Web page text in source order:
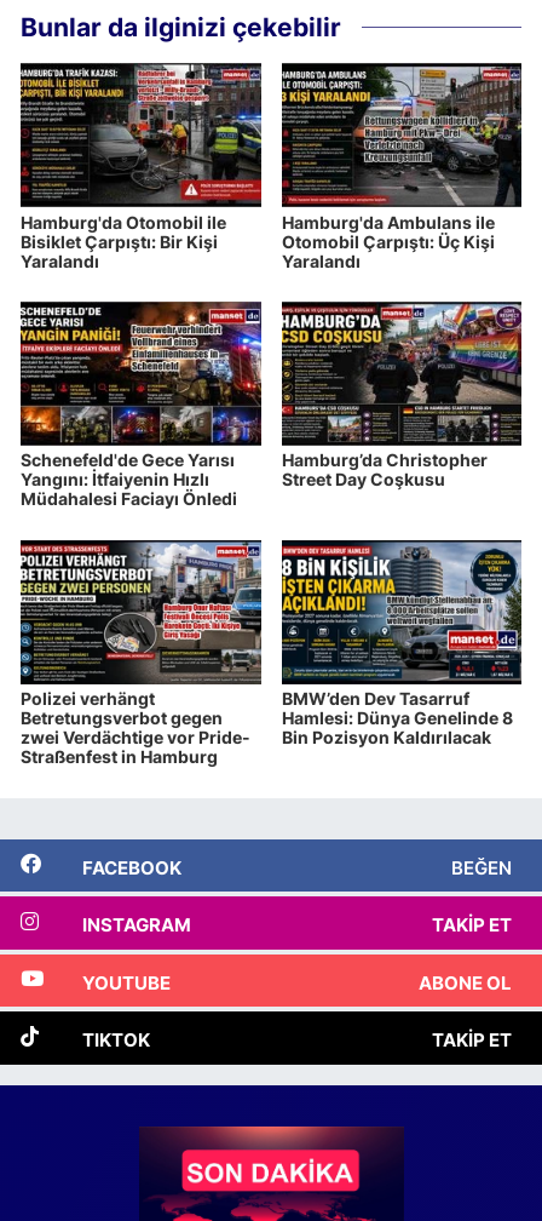
Bunlar da ilginizi çekebilir
Hamburg'da Otomobil ile
Bisiklet Çarpıştı: Bir Kişi
Yaralandı
Hamburg'da Ambulans ile
Otomobil Çarpıştı: Üç Kişi
Yaralandı
Schenefeld'de Gece Yarısı
Yangını: İtfaiyenin Hızlı
Müdahalesi Faciayı Önledi
Hamburg’da Christopher
Street Day Coşkusu
Polizei verhängt
Betretungsverbot gegen
zwei Verdächtige vor Pride-
Straßenfest in Hamburg
BMW’den Dev Tasarruf
Hamlesi: Dünya Genelinde 8
Bin Pozisyon Kaldırılacak
FACEBOOK BEĞEN
INSTAGRAM TAKIP ET
YOUTUBE ABONE OL
TIKTOK TAKIP ET